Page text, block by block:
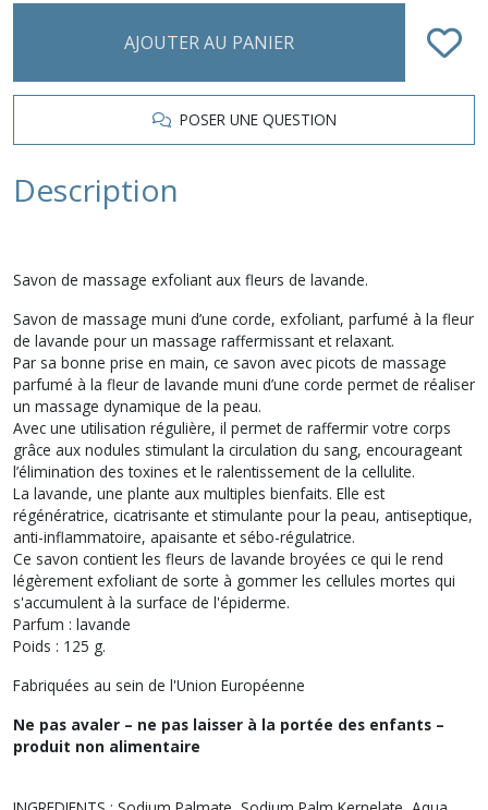
AJOUTER AU PANIER
POSER UNE QUESTION
Description
Savon de massage exfoliant aux fleurs de lavande.
Savon de massage muni d’une corde, exfoliant, parfumé à la fleur
de lavande pour un massage raffermissant et relaxant.
Par sa bonne prise en main, ce savon avec picots de massage
parfumé à la fleur de lavande muni d’une corde permet de réaliser
un massage dynamique de la peau.
Avec une utilisation régulière, il permet de raffermir votre corps
grâce aux nodules stimulant la circulation du sang, encourageant
l’élimination des toxines et le ralentissement de la cellulite.
La lavande, une plante aux multiples bienfaits. Elle est
régénératrice, cicatrisante et stimulante pour la peau, antiseptique,
anti-inflammatoire, apaisante et sébo-régulatrice.
Ce savon contient les fleurs de lavande broyées ce qui le rend
légèrement exfoliant de sorte à gommer les cellules mortes qui
s'accumulent à la surface de l'épiderme.
Parfum : lavande
Poids : 125 g.
Fabriquées au sein de l'Union Européenne
Ne pas avaler – ne pas laisser à la portée des enfants –
produit non alimentaire